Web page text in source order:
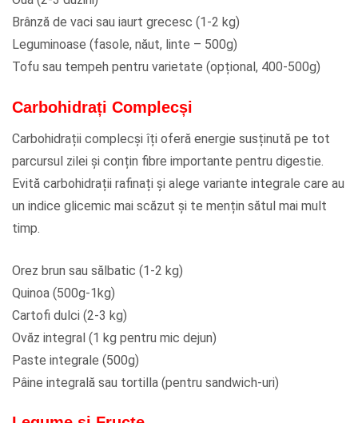
Brânză de vaci sau iaurt grecesc (1-2 kg)
Leguminoase (fasole, năut, linte – 500g)
Tofu sau tempeh pentru varietate (opțional, 400-500g)
Carbohidrați Complecși
Carbohidrații complecși îți oferă energie susținută pe tot
parcursul zilei și conțin fibre importante pentru digestie.
Evită carbohidrații rafinați și alege variante integrale care au
un indice glicemic mai scăzut și te mențin sătul mai mult
timp.
Orez brun sau sălbatic (1-2 kg)
Quinoa (500g-1kg)
Cartofi dulci (2-3 kg)
Ovăz integral (1 kg pentru mic dejun)
Paste integrale (500g)
Pâine integrală sau tortilla (pentru sandwich-uri)